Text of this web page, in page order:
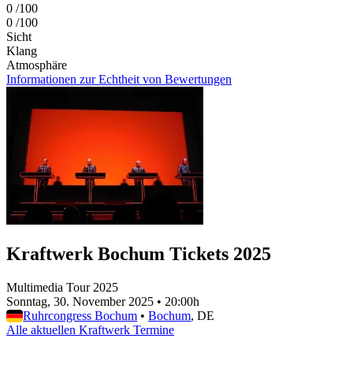
0 /100
0 /100
Sicht
Klang
Atmosphäre
Informationen zur Echtheit von Bewertungen
Kraftwerk Bochum Tickets 2025
Multimedia Tour 2025
Sonntag, 30. November 2025 • 20:00h
Ruhrcongress Bochum • Bochum, DE
Alle aktuellen Kraftwerk Termine